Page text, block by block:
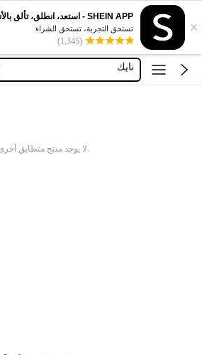
×
SHEIN APP - استعد، انطلق، تألق بالأناقة!
تستحق التجربة، تستحق الشراء
(1,345)
x sports
addidass
نايك
اديداس رجال
.لا يوجد منتج متطابق